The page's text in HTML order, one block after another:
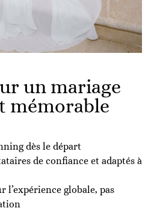
un mariage
mémorable
dès le départ
de confiance et adaptés à
l’expérience globale, pas